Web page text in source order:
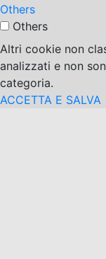
Others
Others
Altri cookie non
analizzati e non
categoria.
ACCETTA E SALVA